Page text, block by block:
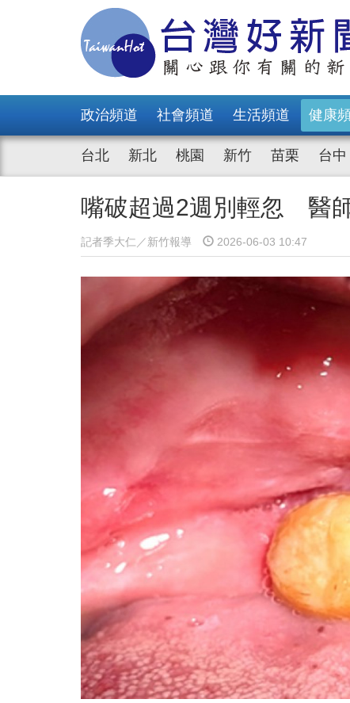
政治頻道 社會頻道 生活頻道 健康
台北 新北 桃園 新竹 苗栗 台中
嘴破超過2週別輕忽 醫
記者季大仁／新竹報導 2026-06-03 10:47